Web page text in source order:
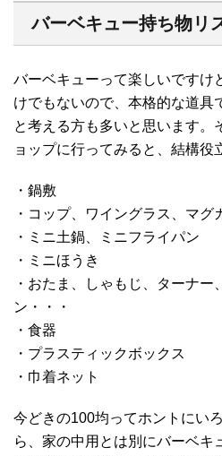
バーベキュー持ち物リ
バーベキューって楽しいですけ
けでもないので、本格的な道具
と考える方も多いと思います。
ョップに行ってみると、結構役
・鍋敷
・コップ、ワイングラス、マグ
・ミニ土鍋、ミニフライパン
・ミニほうき
・おたま、しゃもじ、ターナー
ン・・・
・食器
・プラスティックボックス
・巾着ネット
今どきの100均ってホントにい
ら、家の中用とは別にバーベキ